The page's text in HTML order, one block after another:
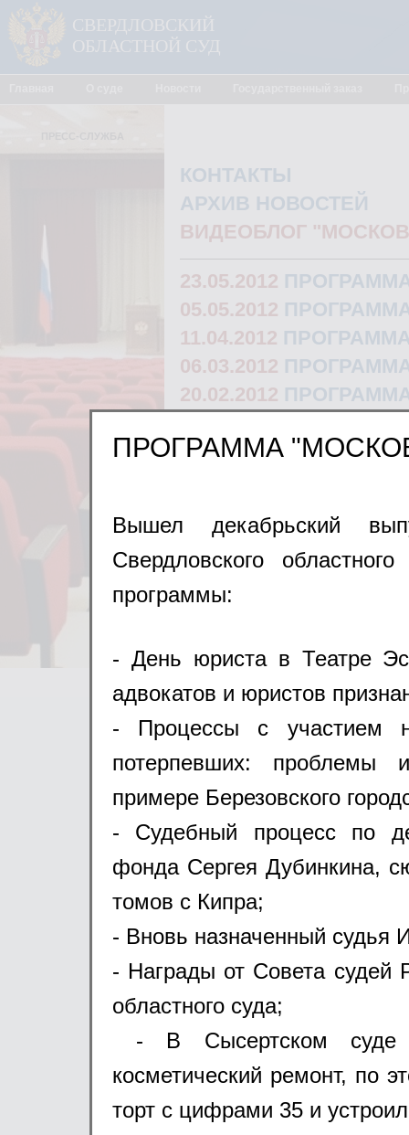
Предлагаем Вам
В случае
получить
http://
ОБЛАСТНОЙ СУД
КОНТАКТЫ
АРХИВ НОВОСТЕЙ
ВИДЕОБЛОГ
23.05.2012
05.05.2012
11.04.2012
06.03.2012
20.02.2012
20.12.2011
28.09.2011
Страницы:1 2 34 5 >>
ПРОГРАММА
Вышел декабрьский
Свердловского
программы:
- День юриста в Театре
адвокатов и юристов
- Процессы с участием
потерпевших: проблемы
примере Березовского
- Судебный процесс по
фонда Сергея Дубинкина,
томов с Кипра;
- Вновь назначенный судья
- Награды от Совета судей
областного суда;
- В Сысертском суде
косметический ремонт, по
торт с цифрами 35 и